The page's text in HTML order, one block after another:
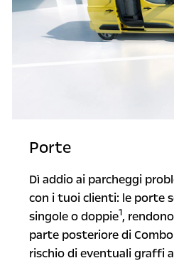
Porte
Dì addio ai parcheggi
con i tuoi clienti: le porte
singole o doppie1,
parte posteriore di
rischio di eventuali graffi